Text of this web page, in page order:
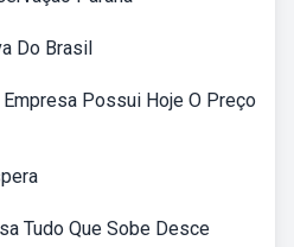
Do Brasil
Possui Hoje O Preço
Tudo Que Sobe Desce